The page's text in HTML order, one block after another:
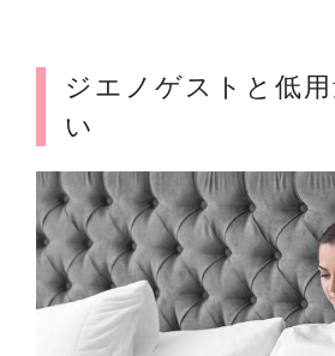
ジエノゲストと低
い